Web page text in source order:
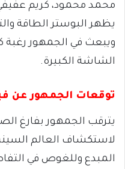
محمد محمود، كريم
يظهر البوستر الطاقة
ويبعث في الجمهور رغبة
الشاشة الكبيرة.
توقعات الجمهور عن
يترقب الجمهور بفارغ
لاستكشاف العالم
المبدع وللغوص في